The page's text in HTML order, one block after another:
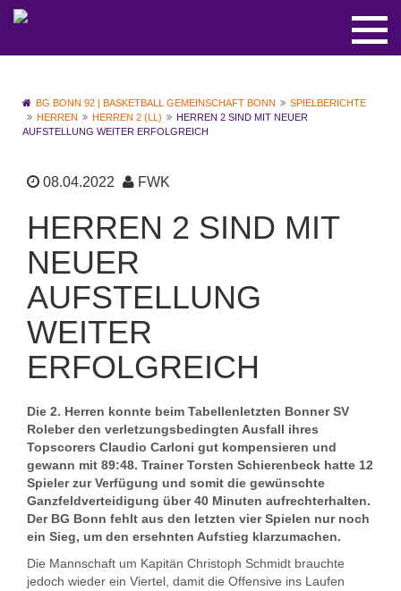
BG BONN 92 | BASKETBALL GEMEINSCHAFT BONN
SPIELBERICHTE
HERREN
HERREN 2 (LL)
HERREN 2 SIND MIT NEUER
AUFSTELLUNG WEITER ERFOLGREICH
08.04.2022 FWK
HERREN 2 SIND MIT
NEUER
AUFSTELLUNG
WEITER
ERFOLGREICH
Die 2. Herren konnte beim Tabellenletzten Bonner SV
Roleber den verletzungsbedingten Ausfall ihres
Topscorers Claudio Carloni gut kompensieren und
gewann mit 89:48. Trainer Torsten Schierenbeck hatte 12
Spieler zur Verfügung und somit die gewünschte
Ganzfeldverteidigung über 40 Minuten aufrechterhalten.
Der BG Bonn fehlt aus den letzten vier Spielen nur noch
ein Sieg, um den ersehnten Aufstieg klarzumachen.
Die Mannschaft um Kapitän Christoph Schmidt brauchte
jedoch wieder ein Viertel, damit die Offensive ins Laufen